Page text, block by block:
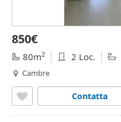
850€
80m2 2 Loc.
Cambre
Contatta